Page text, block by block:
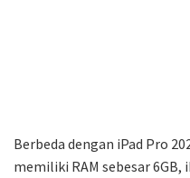
Berbeda dengan iPad Pro
memiliki RAM sebesar 6GB,